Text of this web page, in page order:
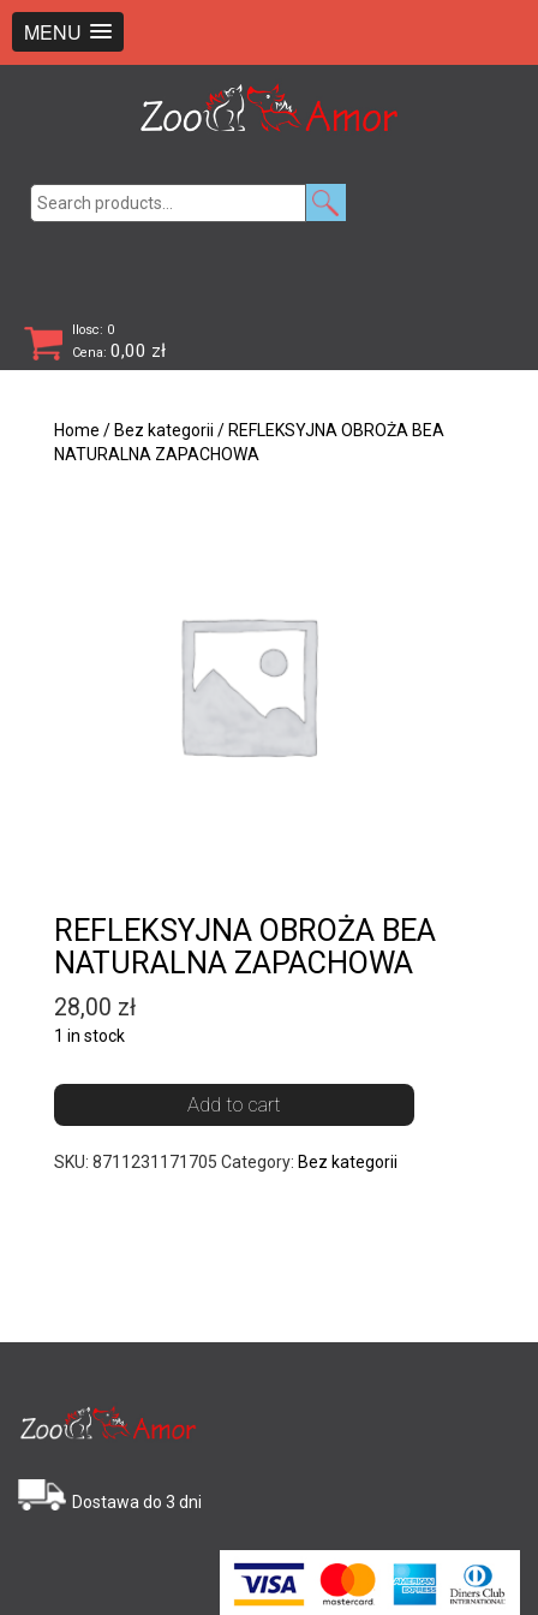
MENU
Ilosc: 0
Cena: 0,00 zł
Home / Bez kategorii / REFLEKSYJNA OBROŻA BEA
NATURALNA ZAPACHOWA
REFLEKSYJNA OBROŻA BEA
NATURALNA ZAPACHOWA
28,00 zł
1 in stock
Add to cart
SKU: 8711231171705 Category: Bez kategorii
Dostawa do 3 dni